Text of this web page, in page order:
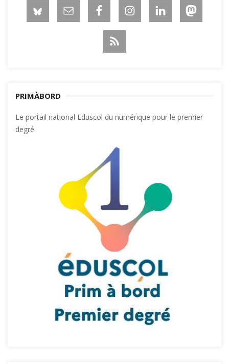
PRIMÀBORD
Le portail national Eduscol du numérique pour le premier
degré